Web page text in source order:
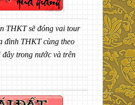
THKT sẽ đóng vai tour
đình THKT cùng theo
trong nước và trên